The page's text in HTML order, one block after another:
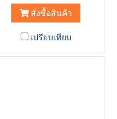
สั่งซื้อสินค้า
เปรียบเทียบ